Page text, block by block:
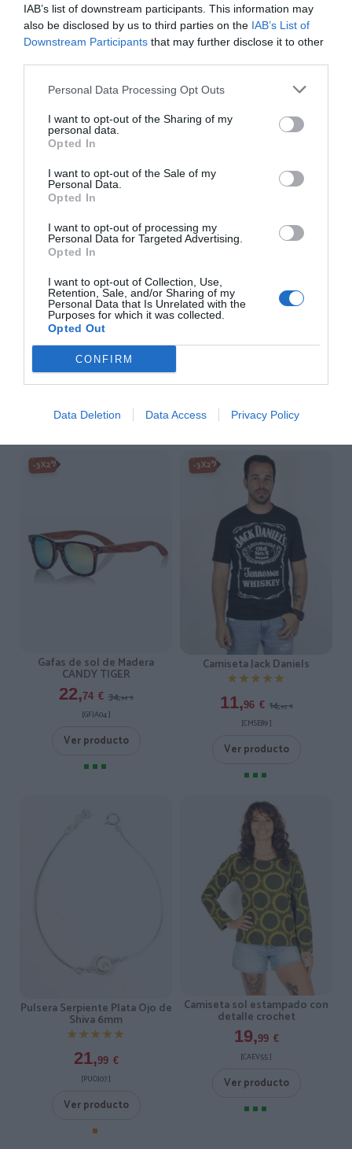
IAB’s list of downstream participants. This information may
also be disclosed by us to third parties on the IAB’s List of
Downstream Participants that may further disclose it to other
Personal Data Processing Opt Outs
I want to opt-out of the Sharing of my
personal data.
Opted In
I want to opt-out of the Sale of my
Personal Data.
Opted In
I want to opt-out of processing my
Personal Data for Targeted Advertising.
Opted In
I want to opt-out of Collection, Use,
Retention, Sale, and/or Sharing of my
Personal Data that Is Unrelated with the
Purposes for which it was collected.
Opted Out
CONFIRM
Data Deletion Data Access Privacy Policy
ZAS DESDE 1999
Casi 3 décadas vistiendo almas libres con piezas
4,7/5 · 1.196 valoraciones
Ver detalles
Sigue explorando
-3X2%
Gafas de sol de Madera
CANDY TIGER
22,74 € 34,99 €
[GFJA04 ]
Ver producto
-3X2%
Camiseta Jack Daniels
★★★★★
★★★★★
11,96 € 14,95 €
[CMSE89 ]
Ver producto
Pulsera Serpiente Plata Ojo de
Shiva 6mm
★★★★★
★★★★★
21,99 €
[PUOJ07 ]
Ver producto
Camiseta sol estampado con
detalle crochet
19,99 €
[CAEV55 ]
Ver producto